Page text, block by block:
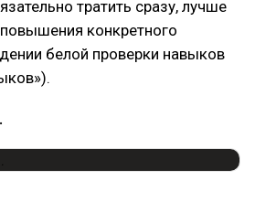
тратить сразу, лучше
конкретного
белой проверки навыков